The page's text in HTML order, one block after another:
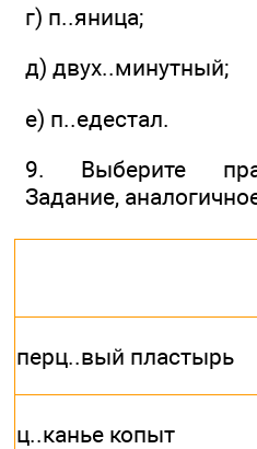
г) п..яница;
д) двух..минутный;
е) п..едестал.
9. Выберите
Задание,
перц..вый пластырь
ц..канье копыт